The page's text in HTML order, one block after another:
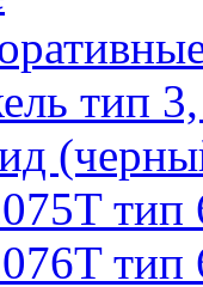
тип
тип
тип